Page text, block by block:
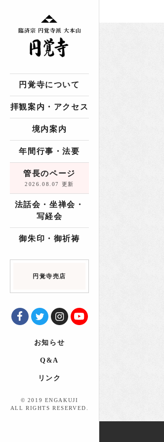
円覚寺について
拝観案内・アクセス
境内案内
年間行事・法要
管長のページ
2026.08.07 更新
法話会・坐禅会・
写経会
御朱印・御祈祷
円覚寺売店
お知らせ
Q&A
リンク
© 2019 ENGAKUJI
ALL RIGHTS RESERVED.